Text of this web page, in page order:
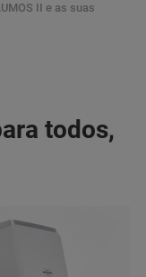
II e as suas
todos,